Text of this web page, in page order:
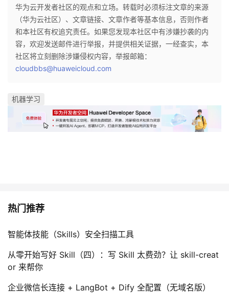
华为云开发者社区的观点和立场。转载时必须标注文章的来源
（华为云社区）、文章链接、文章作者等基本信息，否则作者
和本社区有权追究责任。如果您发现本社区中有涉嫌抄袭的内
容，欢迎发送邮件进行举报，并提供相关证据，一经查实，本
社区将立刻删除涉嫌侵权内容，举报邮箱：
cloudbbs@huaweicloud.com
机器学习
热门推荐
智能体技能（Skills）安全扫描工具
从零开始写好 Skill（四）：写 Skill 太费劲？让 skill-creat
or 来帮你
企业微信长连接 + LangBot + Dify 全配置（无域名版）